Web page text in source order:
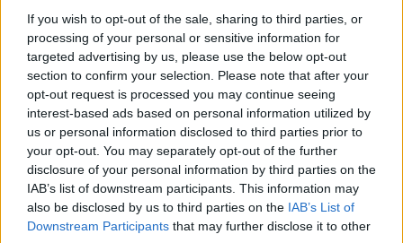
If you wish to opt-out of the sale, sharing to third parties, or
processing of your personal or sensitive information for
targeted advertising by us, please use the below opt-out
section to confirm your selection. Please note that after your
opt-out request is processed you may continue seeing
interest-based ads based on personal information utilized by
us or personal information disclosed to third parties prior to
your opt-out. You may separately opt-out of the further
disclosure of your personal information by third parties on the
IAB’s list of downstream participants. This information may
also be disclosed by us to third parties on the IAB’s List of
Downstream Participants that may further disclose it to other
Hospodářským zvířatům pomáhají při vedrech remízky
i kamenné stáje
4.8.2026 12:52 ( ČTK
Hospodářská zvířata na jihu
Čech se při tropických
teplotách ochlazují v
remízkách i kamenných stájích.
Někteří jihočeští farmáři
vypouštějí krávy, ovce či koně na pastviny v noci a v největších
vedrech je nechávají uvnitř chladnějších budov. Kvůli suchu
neroste na loukách tráva a zemědělci musí dobytek přikrmovat
zásobami sena na zimu. Vysychají zdroje vody a rostou náklady na
její dopravu i na elektřinu na ochlazování zvířat, zjistila ČTK.